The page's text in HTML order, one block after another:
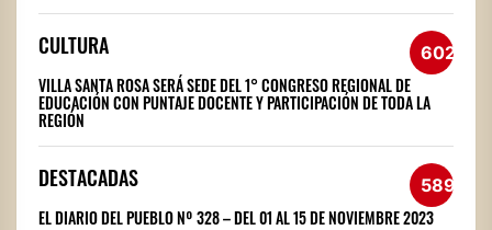
CULTURA 602
VILLA SANTA ROSA SERÁ SEDE DEL 1° CONGRESO REGIONAL DE
EDUCACIÓN CON PUNTAJE DOCENTE Y PARTICIPACIÓN DE TODA LA
REGIÓN
DESTACADAS 589
EL DIARIO DEL PUEBLO Nº 328 – DEL 01 AL 15 DE NOVIEMBRE 2023